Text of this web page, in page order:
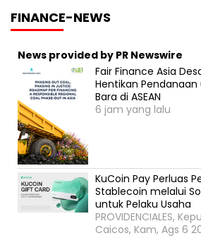
FINANCE-NEWS
News provided by PR Newswire
Fair Finance Asia
Hentikan
Bara di ASEAN
6 jam yang lalu
KuCoin Pay Perluas
Stablecoin melalui
untuk Pelaku Usaha
PROVIDENCIALES,
Caicos, Kam, Ags 6